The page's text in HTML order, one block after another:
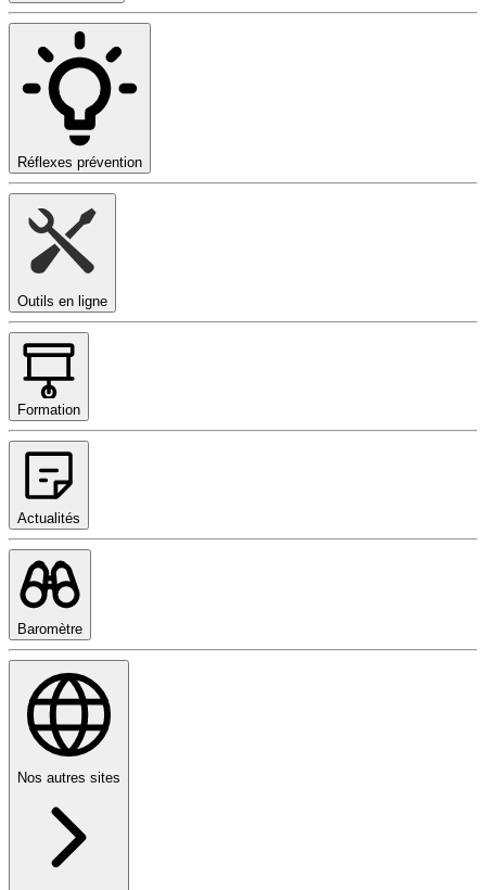
Réflexes prévention
Outils en ligne
Formation
Actualités
Baromètre
Nos autres sites